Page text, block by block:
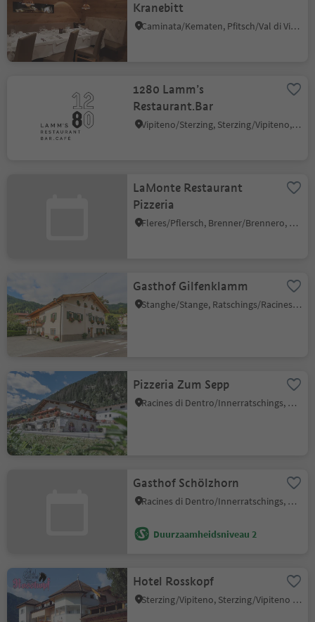
Kranebitt
Caminata/Kematen, Pfitsch/Val di Vizze, Sterzing/Vipiteno and environs
1280 Lamm’s
Restaurant.Bar
Vipiteno/Sterzing, Sterzing/Vipiteno, Sterzing/Vipiteno and environs
LaMonte Restaurant
Pizzeria
Fleres/Pflersch, Brenner/Brennero, Sterzing/Vipiteno and environs
Gasthof Gilfenklamm
Stanghe/Stange, Ratschings/Racines, Sterzing/Vipiteno and environs
Pizzeria Zum Sepp
Racines di Dentro/Innerratschings, Ratschings/Racines, Sterzing/Vipiteno and environs
Gasthof Schölzhorn
Racines di Dentro/Innerratschings, Ratschings/Racines, Sterzing/Vipiteno and environs
Duurzaamheidsniveau 2
Hotel Rosskopf
Sterzing/Vipiteno, Sterzing/Vipiteno and environs